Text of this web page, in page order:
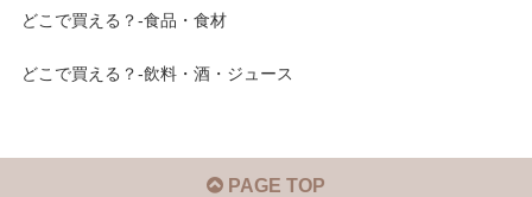
どこで買える？-食品・食材
どこで買える？-飲料・酒・ジュース
PAGE TOP